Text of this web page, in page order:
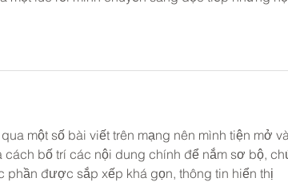
một số bài viết trên mạng nên mình tiện mở
cách bố trí các nội dung chính để nắm sơ bộ,
phần được sắp xếp khá gọn, thông tin hiển thị